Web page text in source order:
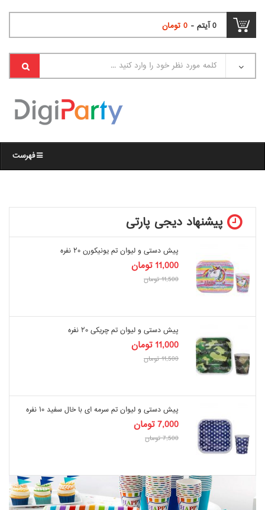
0آیتم - 0 تومان
فهرست
پیشنهاد دیجی پارتی
پیش دستی و لیوان تم یونیکورن ۲۰ نفره
11,000 تومان
11,500 تومان
پیش دستی و لیوان تم چریکی ۲۰ نفره
11,000 تومان
11,500 تومان
پیش دستی و لیوان تم سرمه ای با خال سفید ۱۰ نفره
7,000تومان
7,500 تومان